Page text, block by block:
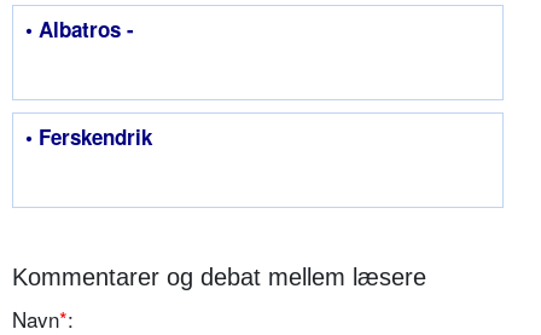
• Albatros -
• Ferskendrik
Kommentarer og debat mellem læsere
Navn*: